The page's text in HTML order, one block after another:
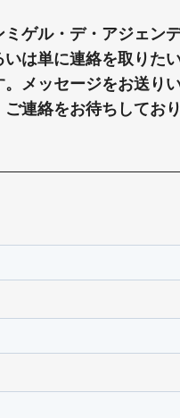
ゲル・デ・アジェン
は単に連絡を取りた
メッセージをお送り
連絡をお待ちしてお